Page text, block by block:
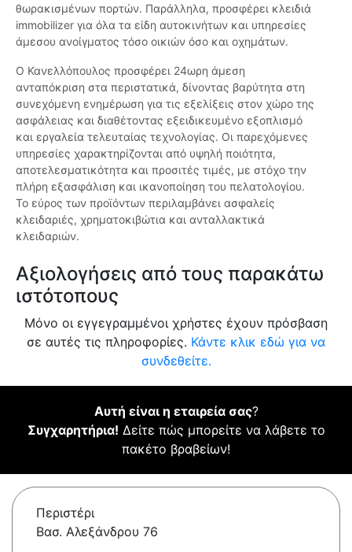
θωρακισμένων πορτών. Παράλληλα, προσφέρει κλειδιά
immobilizer για όλα τα είδη αυτοκινήτων και υπηρεσίες
άμεσου ανοίγματος τόσο οικιών όσο και οχημάτων.
Ο Κανελλόπουλος προσφέρει 24ωρη άμεση
ανταπόκριση στα περιστατικά, δίνοντας βαρύτητα στη
συνεχόμενη ενημέρωση για τις εξελίξεις στον χώρο της
ασφάλειας και διαθέτοντας εξειδικευμένο εξοπλισμό
και εργαλεία τελευταίας τεχνολογίας. Οι παρεχόμενες
υπηρεσίες χαρακτηρίζονται από υψηλή ποιότητα,
αποτελεσματικότητα και προσιτές τιμές, με στόχο την
πλήρη εξασφάλιση και ικανοποίηση του πελατολογίου.
Το εύρος των προϊόντων περιλαμβάνει ασφαλείς
κλειδαριές, χρηματοκιβώτια και ανταλλακτικά
κλειδαριών.
Αξιολογήσεις από τους παρακάτω
ιστότοπους
Μόνο οι εγγεγραμμένοι χρήστες έχουν πρόσβαση
σε αυτές τις πληροφορίες. Κάντε κλικ εδώ για να
συνδεθείτε.
Αυτή είναι η εταιρεία σας?
Συγχαρητήρια! Δείτε πώς μπορείτε να λάβετε το
πακέτο βραβείων!
Περιστέρι
Βασ. Αλεξάνδρου 76